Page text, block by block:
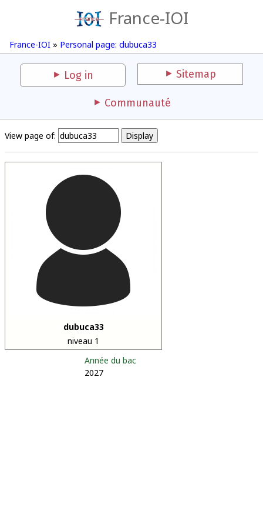
France-IOI
France-IOI » Personal page: dubuca33
Log in Sitemap
Communauté
View page of:
dubuca33
niveau 1
Année du bac
2027